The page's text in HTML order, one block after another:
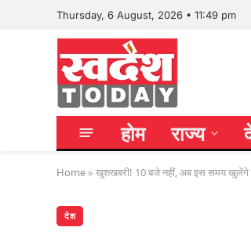
Thursday, 6 August, 2026 • 11:49 pm
होम राज्य
Home » खुशखबरी! 10 बजे नहीं, अब इस समय खुलेंगे
देश